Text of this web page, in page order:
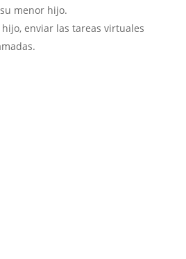
menor hijo.
enviar las tareas virtuales